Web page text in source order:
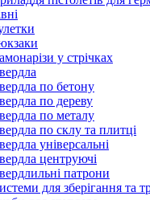
у стрічках
по бетону
по дереву
по металу
по склу та плитці
універсальні
центруючі
патрони
для зберігання та